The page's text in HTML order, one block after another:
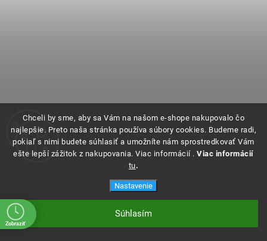
Chceli by sme, aby sa Vám na našom e-shope nakupovalo čo
najlepšie. Preto naša stránka používa súbory cookies. Budeme radi,
pokiaľ s nimi budete súhlasiť a umožníte nám sprostredkovať Vám
ešte lepší zážitok z nakupovania. Viac informácií .Viac informácií
tu.
Nastavenie
Súhlasím
Zobraziť